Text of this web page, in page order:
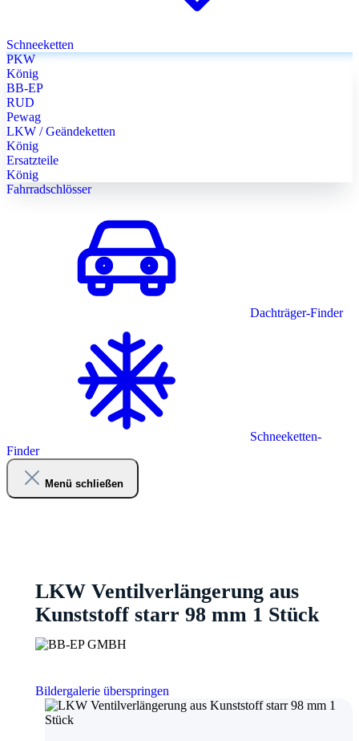
Schneeketten
PKW
König
BB-EP
RUD
Pewag
LKW / Geändeketten
König
Ersatzteile
König
Fahrradschlösser
Dachträger-Finder
Schneeketten-
Finder
Menü schließen
LKW Ventilverlängerung aus
Kunststoff starr 98 mm 1 Stück
Bildergalerie überspringen